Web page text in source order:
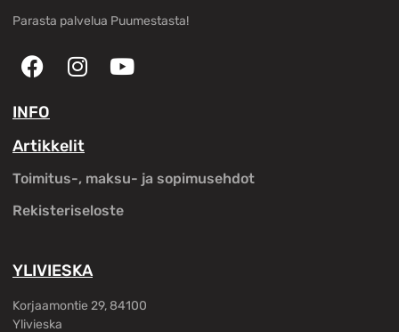
Parasta palvelua Puumestasta!
INFO
Artikkelit
Toimitus-, maksu- ja sopimusehdot
Rekisteriseloste
YLIVIESKA
Korjaamontie 29, 84100
Ylivieska